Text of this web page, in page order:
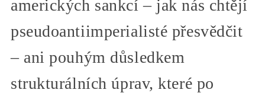
amerických sankcí – jak nás chtějí
pseudoantiimperialisté přesvědčit
– ani pouhým důsledkem
strukturálních úprav, které po